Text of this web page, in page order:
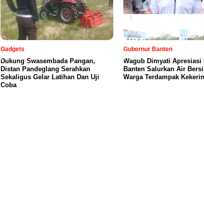
Gadgets
Dukung Swasembada Pangan,
Distan Pandeglang Serahkan
Sekaligus Gelar Latihan Dan Uji
Coba
Gubernur Banten
Wagub Dimyati Apresiasi
Banten Salurkan Air
Warga Terdampak